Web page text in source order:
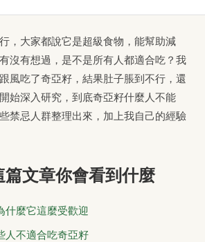
，大家都說它是超級食物，能幫助減
沒有想過，是不是所有人都適合吃？我
風吃了奇亞籽，結果肚子脹到不行，還
始深入研究，到底奇亞籽什麼人不能
禁忌人群整理出來，加上我自己的經驗
文章你會看到什麼
什麼它這麼受歡迎
人不適合吃奇亞籽